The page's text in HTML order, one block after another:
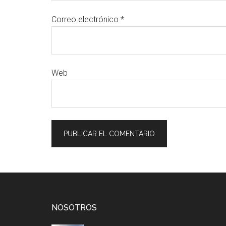
Correo electrónico *
Web
NOSOTROS